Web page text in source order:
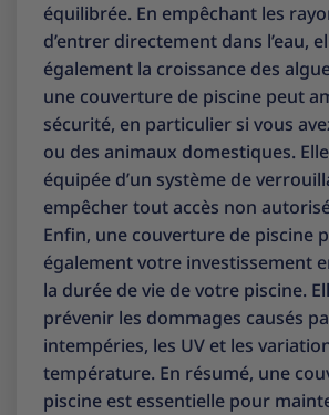
équilibrée. En empêchant les
d’entrer directement dans l’eau,
également la croissance des
une couverture de piscine peut
sécurité, en particulier si vous
ou des animaux domestiques.
équipée d’un système de
empêcher tout accès non
Enfin, une couverture de piscine
également votre investissement
la durée de vie de votre piscine.
prévenir les dommages causés
intempéries, les UV et les
température. En résumé, une
piscine est essentielle pour